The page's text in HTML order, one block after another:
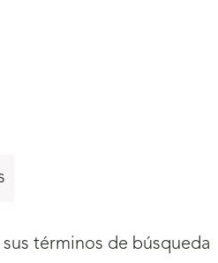
términos de búsqueda